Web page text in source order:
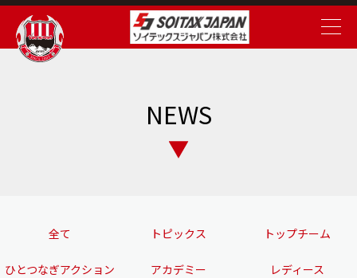
NEWS
全て トピックス トップチーム
ひとつなぎアクション アカデミー レディース